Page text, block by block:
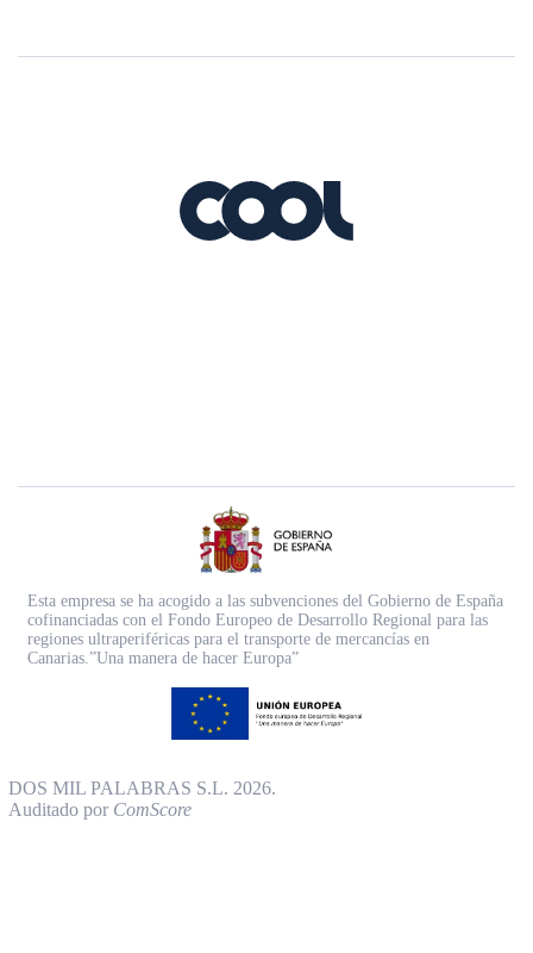
Esta empresa se ha acogido a las subvenciones del Gobierno de España
cofinanciadas con el Fondo Europeo de Desarrollo Regional para las
regiones ultraperiféricas para el transporte de mercancías en
Canarias.”Una manera de hacer Europa”
DOS MIL PALABRAS S.L. 2026.
Auditado por ComScore